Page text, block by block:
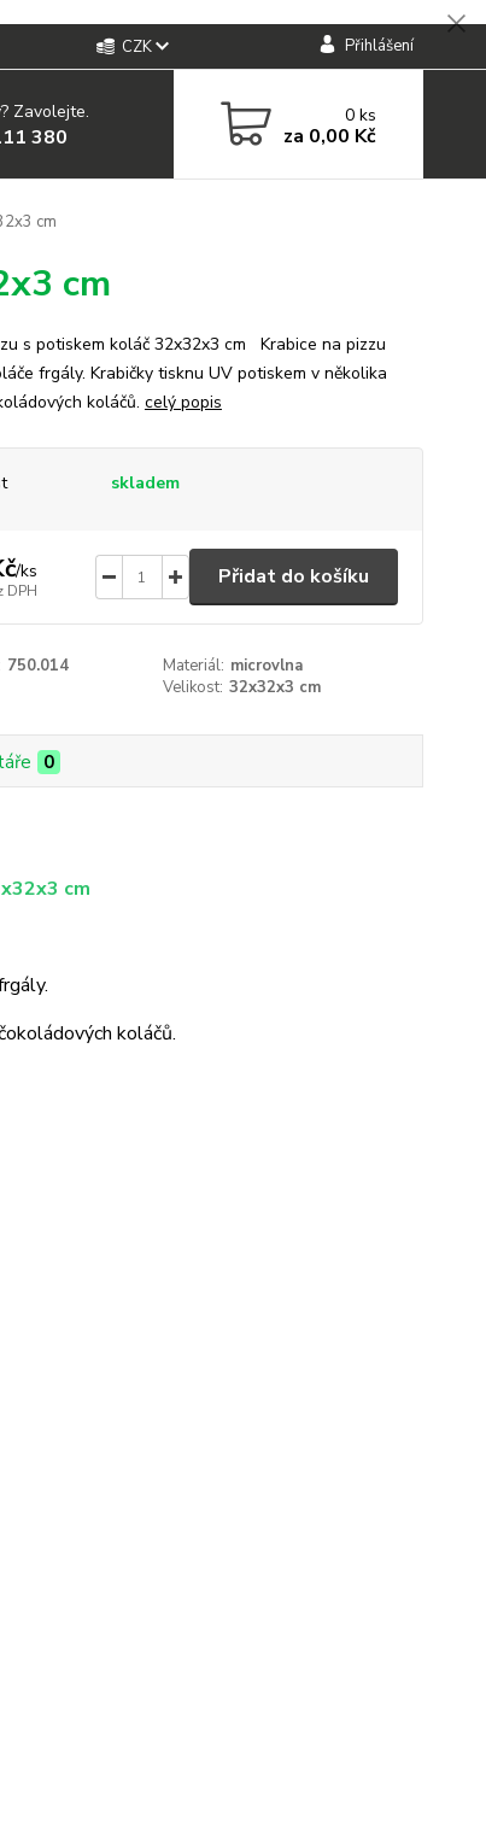
CZK Přihlášení
Zavolejte.
380
0ks
za 0,00 Kč
cm
cm
s potiskem koláč 32x32x3 cm Krabice na pizzu
frgály. Krabičky tisknu UV potiskem v několika
koláčů. celý popis
skladem
/ks
DPH
Přidat do košíku
750.014 Materiál: microvlna
Velikost: 32x32x3 cm
0
cm
koláčů.